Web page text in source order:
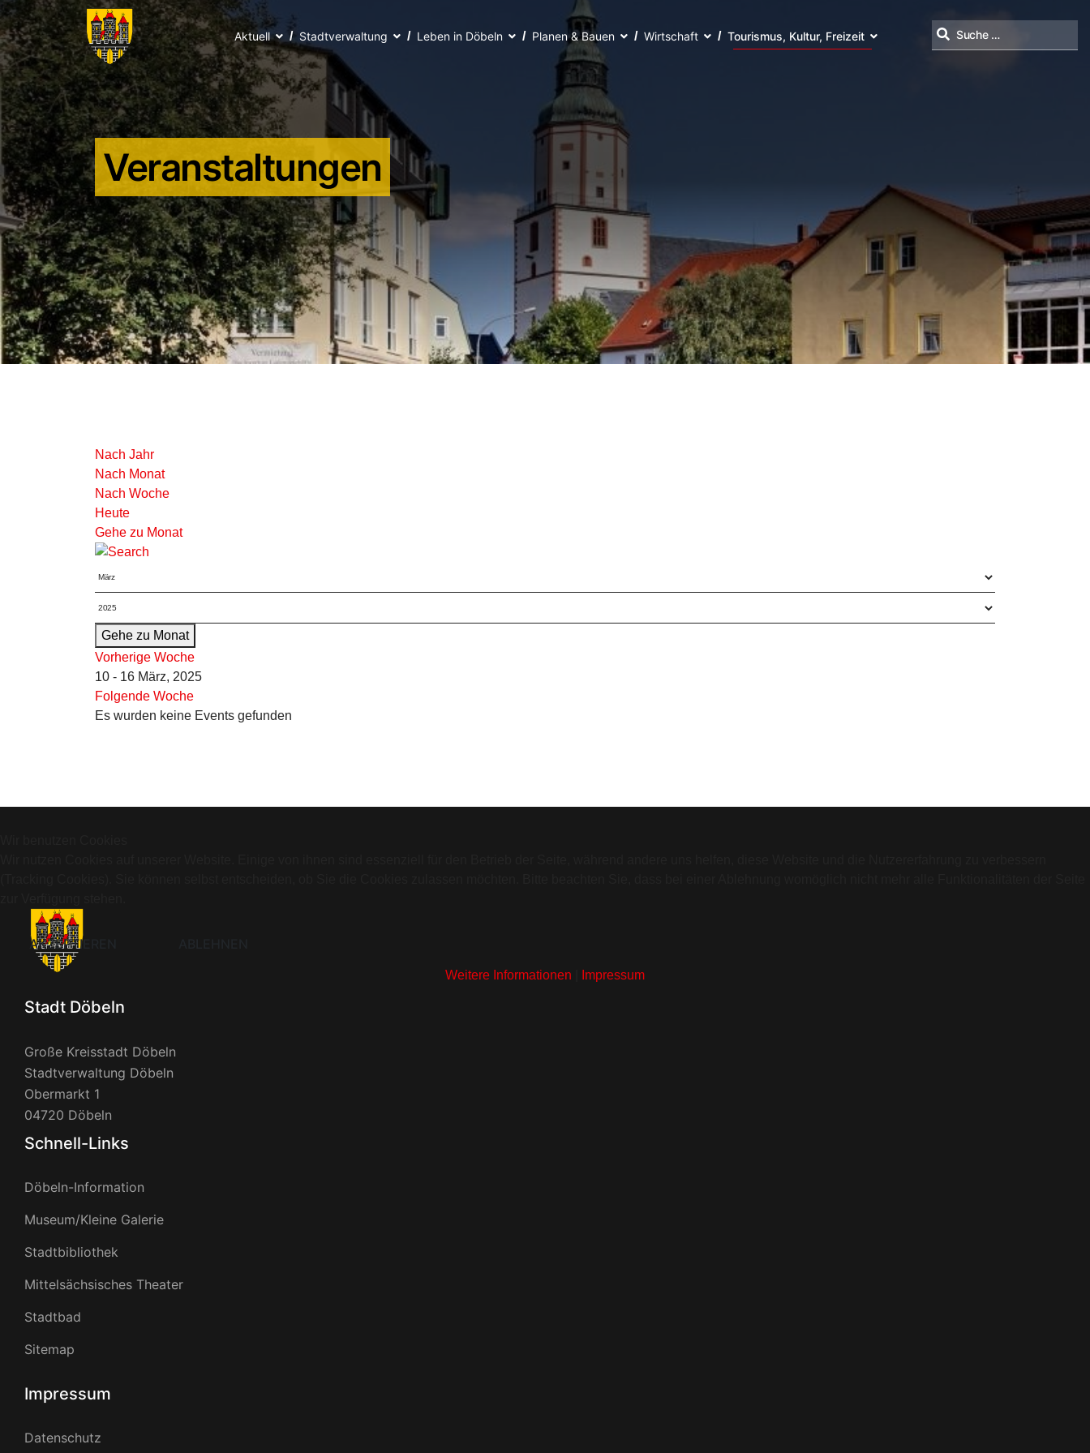
Aktuell Stadtverwaltung Leben in Döbeln Planen & Bauen Wirtschaft Tourismus, Kultur, Freizeit
Veranstaltungen
Nach Jahr
Nach Monat
Nach Woche
Heute
Gehe zu Monat
Gehe zu Monat
Vorherige Woche
10 - 16 März, 2025
Folgende Woche
Es wurden keine Events gefunden
Stadt Döbeln
Große Kreisstadt Döbeln
Stadtverwaltung Döbeln
Obermarkt 1
04720 Döbeln
Schnell-Links
Döbeln-Information
Museum/Kleine Galerie
Stadtbibliothek
Mittelsächsisches Theater
Stadtbad
Sitemap
Impressum
Datenschutz
AKZEPTIEREN
Weitere Informationen Impressum